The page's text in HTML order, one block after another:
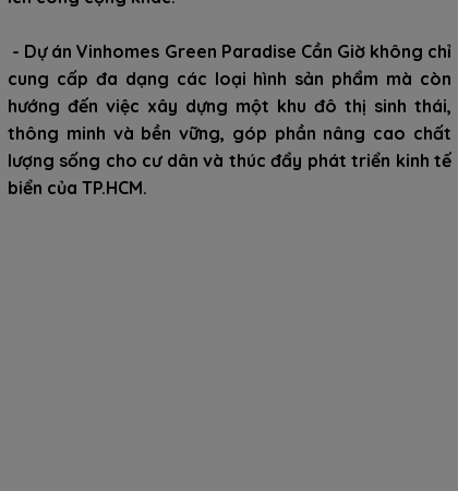
- Dự án Vinhomes Green Paradise Cần Giờ không chỉ
cung cấp đa dạng các loại hình sản phẩm mà còn
hướng đến việc xây dựng một khu đô thị sinh thái,
thông minh và bền vững, góp phần nâng cao chất
lượng sống cho cư dân và thúc đẩy phát triển kinh tế
biển của TP.HCM.